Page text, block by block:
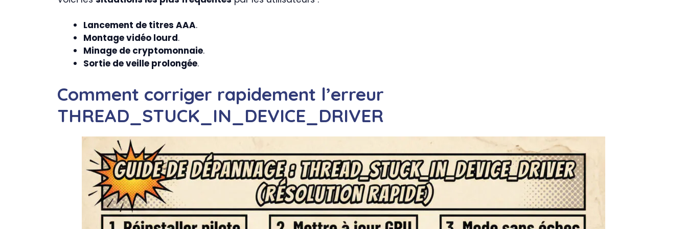
Lancement de titres AAA.
Montage vidéo lourd.
Minage de cryptomonnaie.
Sortie de veille prolongée.
Comment corriger rapidement l’erreur
THREAD_STUCK_IN_DEVICE_DRIVER